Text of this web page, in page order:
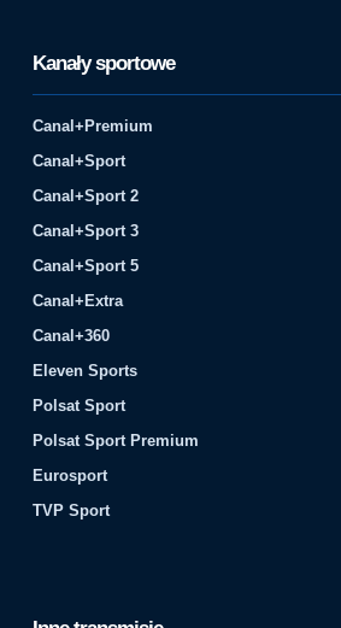
Kanały sportowe
Canal+Premium
Canal+Sport
Canal+Sport 2
Canal+Sport 3
Canal+Sport 5
Canal+Extra
Canal+360
Eleven Sports
Polsat Sport
Polsat Sport Premium
Eurosport
TVP Sport